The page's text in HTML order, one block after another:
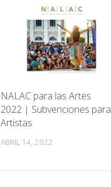
NALAC para las Artes
2022 | Subvenciones para
Artistas
ABRIL 14, 2022